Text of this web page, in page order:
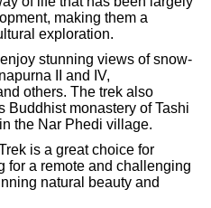
making them a
exploration.
stunning views of snow-
II and IV,
others. The trek also
Buddhist monastery of Tashi
the Nar Phedi village.
is a great choice for
for a remote and challenging
natural beauty and